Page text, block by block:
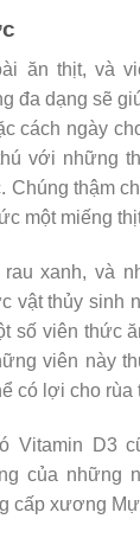
ăn thịt, và
đa dạng sẽ
cách ngày
với những
Chúng thậm
một miếng
xanh, và
vật thủy sinh
số viên thức
viên này
có lợi cho rùa
Vitamin D3
của những
cấp xương